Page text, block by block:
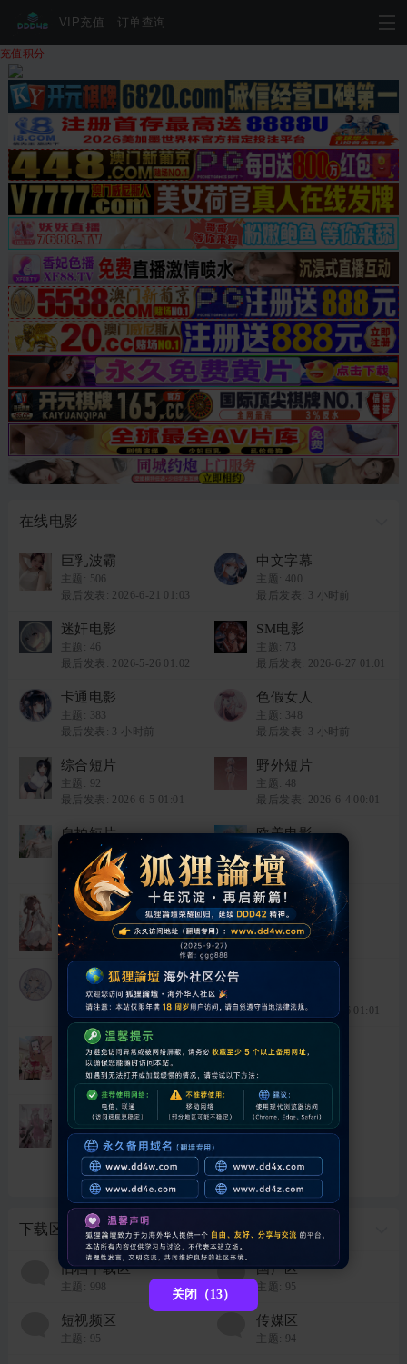
VIP充值 订单查询
充值积分
在线电影
巨乳波霸
主题: 506
最后发表: 2026-6-21 01:03
中文字幕
主题:400
最后发表: 3 小时前
迷奸电影
主题: 46
最后发表: 2026-5-26 01:02
SM电影
主题: 73
最后发表: 2026-6-27 01:01
卡通电影
主题: 383
最后发表: 3 小时前
色假女人
主题: 348
最后发表: 3 小时前
综合短片
主题: 92
最后发表: 2026-6-5 01:01
野外短片
主题:48
最后发表: 2026-6-4 00:01
自拍短片
主题:
369
最后发表:3 小时前
欧美电影
主题:344
最后发表:4 天前
日韩电影
主题:369
最后发表:3 小时前
自拍电影
主题:821
最后发表:3 小时前
直播短片
主题:346
最后发表: 3 小时前
最后发表: 2026-6-6 01:01
主播电影
主题:349
最后发表:3 小时前
最后发表:
制服丝袜
主题:376
最后发表:3 小时前
下载区
旧档下载区
主题: 998
国产区
主题: 95
短视频区
主题: 95
传媒区
主题: 94
关闭（13）